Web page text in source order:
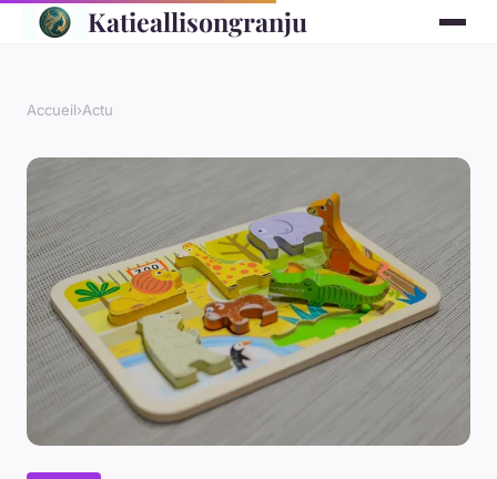
Katieallisongranju
Accueil›Actu